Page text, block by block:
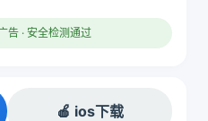
告 · 安全检测通过
🍎 ios下载